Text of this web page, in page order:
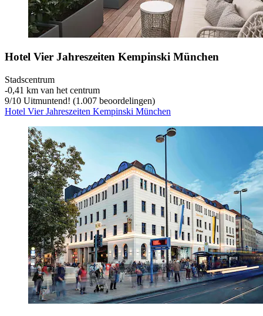
Hotel Vier Jahreszeiten Kempinski München
Stadscentrum
‐0,41 km van het centrum
9/10 Uitmuntend! (1.007 beoordelingen)
Hotel Vier Jahreszeiten Kempinski München